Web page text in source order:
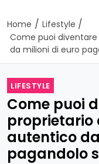
Home / Lifestyle /
Come puoi
da milioni di euro
LIFESTYLE
Come puoi
proprietario
autentico
pagandolo